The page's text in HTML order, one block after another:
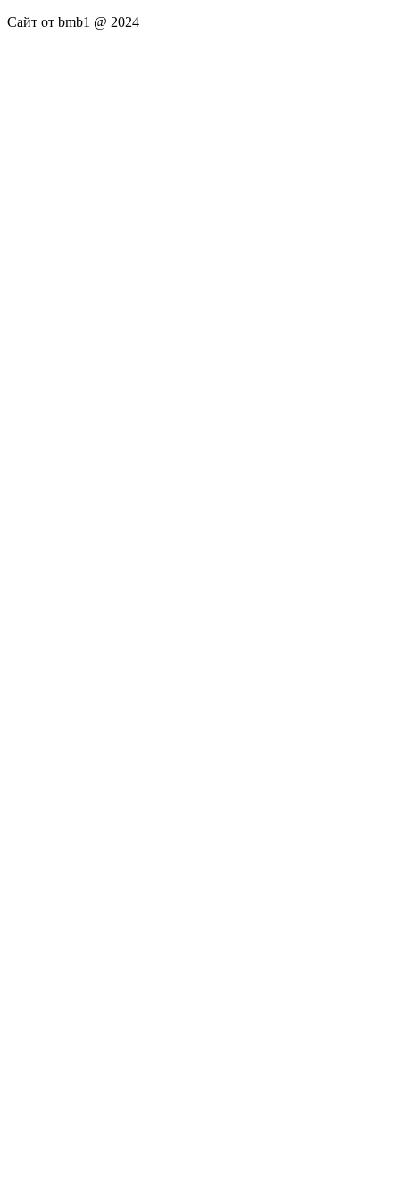
Сайт от bmb1 @ 2024